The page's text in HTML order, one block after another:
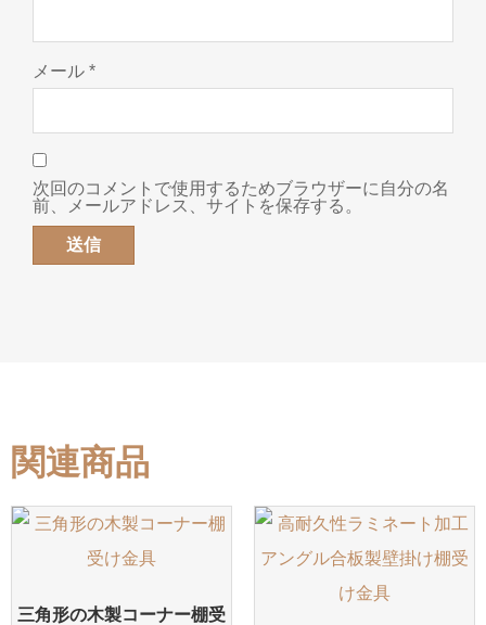
メール *
次回のコメントで使用するためブラウザーに自分の名
前、メールアドレス、サイトを保存する。
関連商品
三角形の木製コーナー棚受